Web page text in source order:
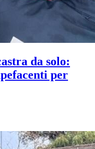
da solo:
per